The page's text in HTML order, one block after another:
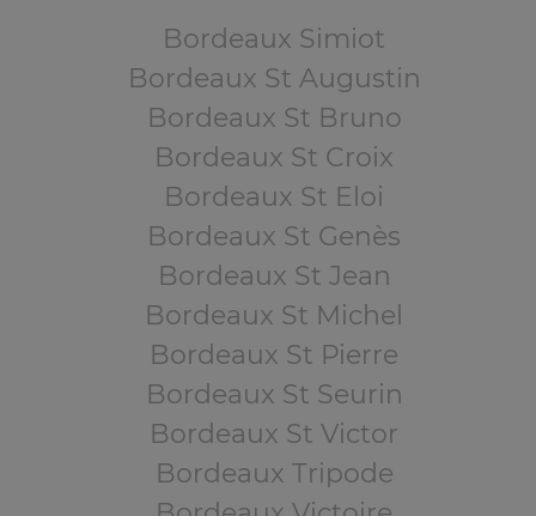
Bordeaux Simiot
Bordeaux St Augustin
Bordeaux St Bruno
Bordeaux St Croix
Bordeaux St Eloi
Bordeaux St Genès
Bordeaux St Jean
Bordeaux St Michel
Bordeaux St Pierre
Bordeaux St Seurin
Bordeaux St Victor
Bordeaux Tripode